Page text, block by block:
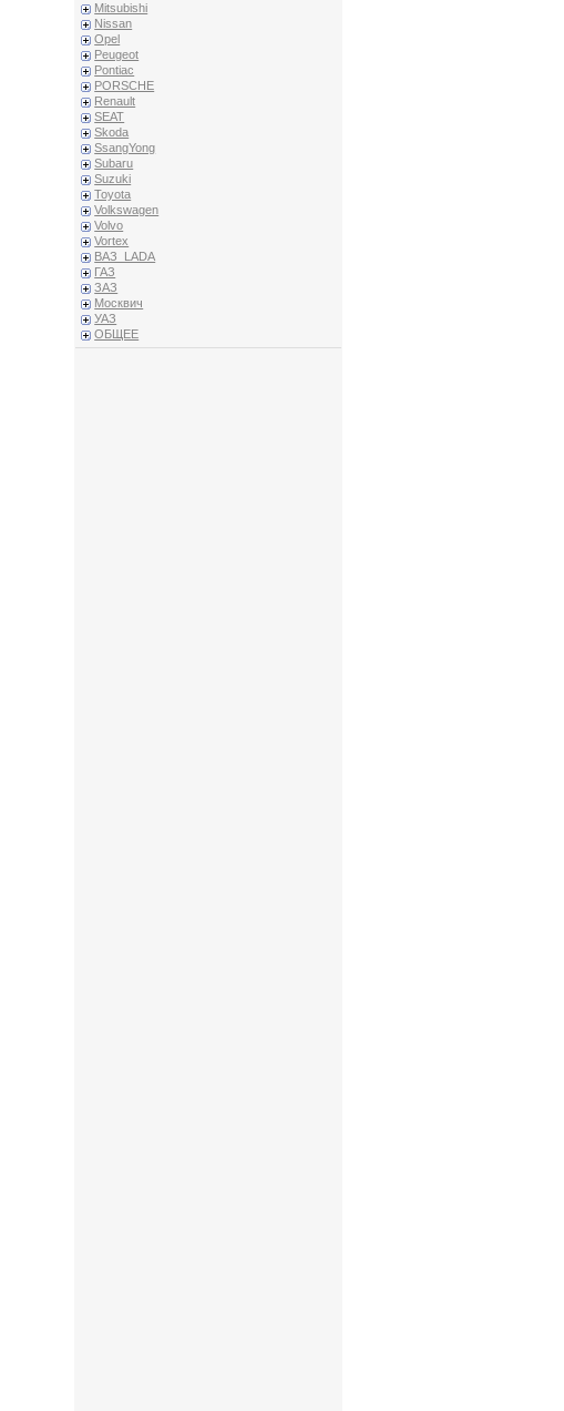
Mitsubishi
Nissan
Opel
Peugeot
Pontiac
PORSCHE
Renault
SEAT
Skoda
SsangYong
Subaru
Suzuki
Toyota
Volkswagen
Volvo
Vortex
ВАЗ_LADA
ГАЗ
ЗАЗ
Москвич
УАЗ
ОБЩЕЕ